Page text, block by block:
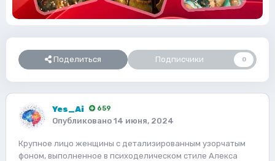
Поделиться Подписчики 0
Yes_Ai 659
Опубликовано 14 июня, 2024
Крупное лицо женщины с детализированным узорчатым
фоном, выполненное в психоделическом стиле Алекса